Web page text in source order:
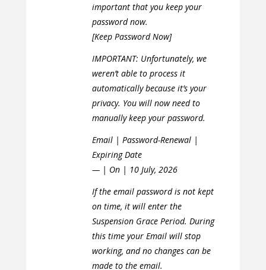
important that you keep your
password now.
[Keep Password Now]
IMPORTANT: Unfortunately, we
weren’t able to process it
automatically because it’s your
privacy. You will now need to
manually keep your password.
Email | Password-Renewal |
Expiring Date
— | On | 10 July, 2026
If the email password is not kept
on time, it will enter the
Suspension Grace Period. During
this time your Email will stop
working, and no changes can be
made to the email.